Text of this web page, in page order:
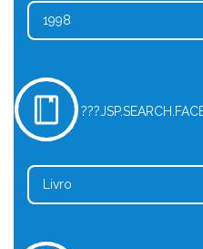
1998
Livro